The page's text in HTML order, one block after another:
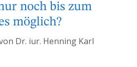
noch bis zum
möglich?
Dr. iur. Henning Karl